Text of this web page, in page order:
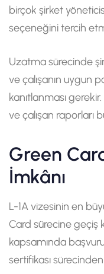
birçok şirket
seçeneğini tercih
Uzatma sürecinde
ve çalışanın uygun
kanıtlanması
ve çalışan raporları
Green
İmkânı
L-1A vizesinin en
Card sürecine geçiş
kapsamında
sertifikası